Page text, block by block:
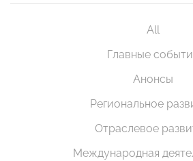
All
Главные
Анонсы
Региональное
Отраслевое
Международная